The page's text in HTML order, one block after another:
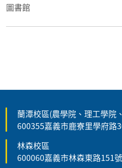
圖書館
蘭潭校區(農學院、理工學院
600355嘉義市鹿寮里學府路
林森校區
600060嘉義市林森東路151號